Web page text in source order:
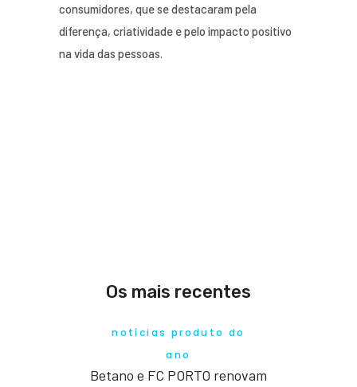
consumidores, que se destacaram pela
diferença, criatividade e pelo impacto positivo
na vida das pessoas.
Os mais recentes
notícias produto do
ano
Betano e FC PORTO renovam